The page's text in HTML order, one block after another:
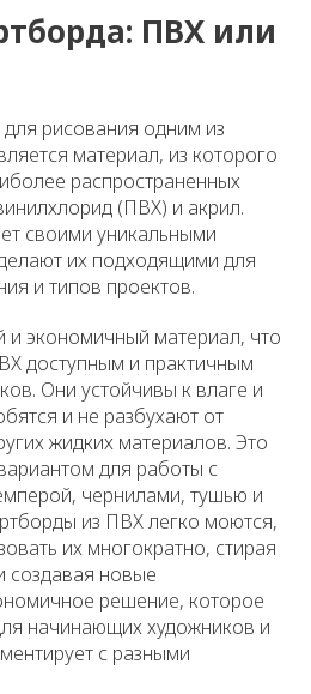
ПВХ или
рисования одним из
материал, из которого
распространенных
(ПВХ) и акрил.
своими уникальными
их подходящими для
и типов проектов.
и экономичный материал, что
доступным и практичным
Они устойчивы к влаге и
и не разбухают от
жидких материалов. Это
для работы с
чернилами, тушью и
из ПВХ легко моются,
их многократно, стирая
создавая новые
решение, которое
начинающих художников и
с разными